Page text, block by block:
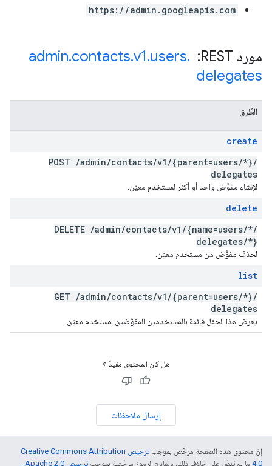
https://admin.googleapis.com
مورد REST: ‏ admin.contacts.v1.users.
delegates
الطُرق
create
POST /admin/contacts/v1 /{parent=users/*}/
delegates
لإنشاء مفوَّض واحد أو أكثر لمستخدم معيّن.
delete
DELETE /admin/contacts/v1 /{name=users/*/
delegates/*}
لحذف مفوَّض من مستخدم معيّن.
list
GET /admin/contacts/v1 /{parent=users/*}/
delegates
يعرض هذا الحقل قائمة بالمستخدمين المفوَّضين لمستخدم معيّن.
هل كان المحتوى مفيدًا؟
إرسال ملاحظات
إنّ محتوى هذه الصفحة مرخّص بموجب
ترخيص Creative Commons Attribution
4.0‏ ما لم يُنصّ على خلاف ذلك، ونماذج الرموز مرخّصة بموجبترخيص Apache 2.0‏
.